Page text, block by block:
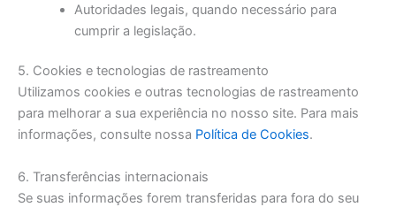
Autoridades legais, quando necessário para
cumprir a legislação.
5. Cookies e tecnologias de rastreamento
Utilizamos cookies e outras tecnologias de rastreamento
para melhorar a sua experiência no nosso site. Para mais
informações, consulte nossa Política de Cookies.
6. Transferências internacionais
Se suas informações forem transferidas para fora do seu